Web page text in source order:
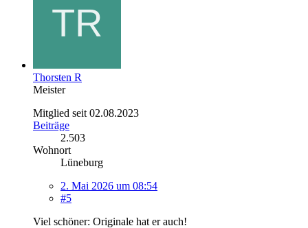
Thorsten R
Meister
Mitglied seit 02.08.2023
Beiträge
2.503
Wohnort
Lüneburg
2. Mai 2026 um 08:54
#5
Viel schöner: Originale hat er auch!